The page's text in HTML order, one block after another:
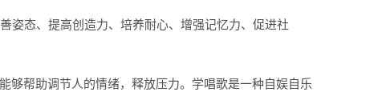
姿态、提高创造力、培养耐心、增强记忆力、促进社
够帮助调节人的情绪，释放压力。学唱歌是一种自娱自乐